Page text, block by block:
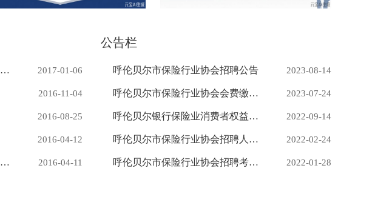
平安产险业内首推农产品保真保险 助推农业金融服务升级 2017-01-06
2016-11-04
2016-08-25
2016-04-12
首款可单独购买重疾海外就医保险面世 2016-04-11
公告栏
呼伦贝尔市保险行业协会招聘公告 2023-08-14
呼伦贝尔市保险行业协会会费缴纳办法 2023-07-24
呼伦贝尔银行保险业消费者权益保护区正式运行 2022-09-14
呼伦贝尔市保险行业协会招聘人员总成绩表 2022-02-24
呼伦贝尔市保险行业协会招聘考试分数公告 2022-01-28